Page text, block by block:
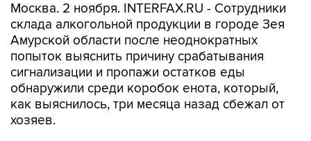
Москва. 2 ноября. INTERFAX.RU - Сотрудники
склада алкогольной продукции в городе Зея
Амурской области после неоднократных
попыток выяснить причину срабатывания
сигнализации и пропажи остатков еды
обнаружили среди коробок енота, который,
как выяснилось, три месяца назад сбежал от
хозяев.